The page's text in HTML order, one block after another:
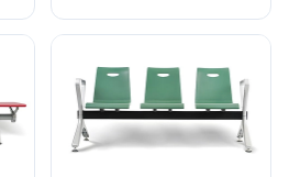
PU-skum direkt
HEWEI SEATING